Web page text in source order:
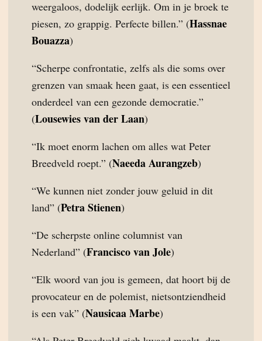
weergaloos, dodelijk eerlijk. Om in je broek te
piesen, zo grappig. Perfecte billen.” (Hassnae
Bouazza)
“Scherpe confrontatie, zelfs als die soms over
grenzen van smaak heen gaat, is een essentieel
onderdeel van een gezonde democratie.”
(Lousewies van der Laan)
“Ik moet enorm lachen om alles wat Peter
Breedveld roept.” (Naeeda Aurangzeb)
“We kunnen niet zonder jouw geluid in dit
land” (Petra Stienen)
“De scherpste online columnist van
Nederland” (Francisco van Jole)
“Elk woord van jou is gemeen, dat hoort bij de
provocateur en de polemist, nietsontziendheid
is een vak” (Nausicaa Marbe)